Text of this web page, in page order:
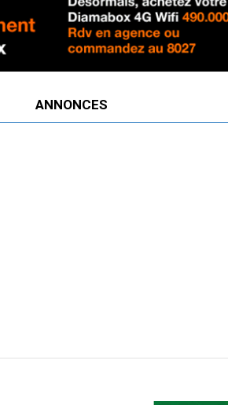
ANNONCES